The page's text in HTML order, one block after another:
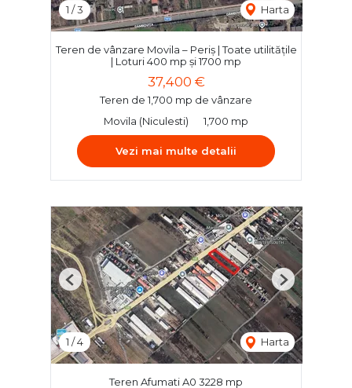
1 /3 Harta
Teren de vânzare Movila – Periș | Toate utilitățile
| Loturi 400 mp și 1700 mp
37,400 €
Teren de 1,700 mp de vânzare
Movila (Niculesti)
1,700 mp
Vezi mai multe detalii
1 /4 Harta
Previous Next
Teren Afumati A0 3228 mp